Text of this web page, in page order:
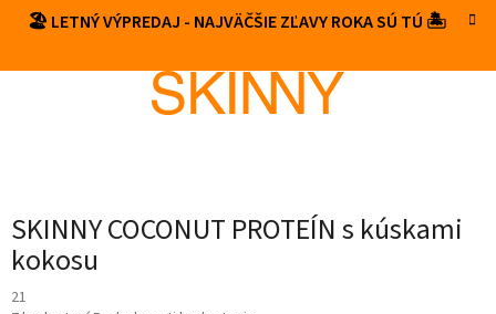
Prejsť
🏖️ LETNÝ VÝPREDAJ - NAJVÄČŠIE ZĽAVY ROKA SÚ TÚ 🏝️
SKINNY COCONUT PROTEÍN s kúskami
kokosu
21